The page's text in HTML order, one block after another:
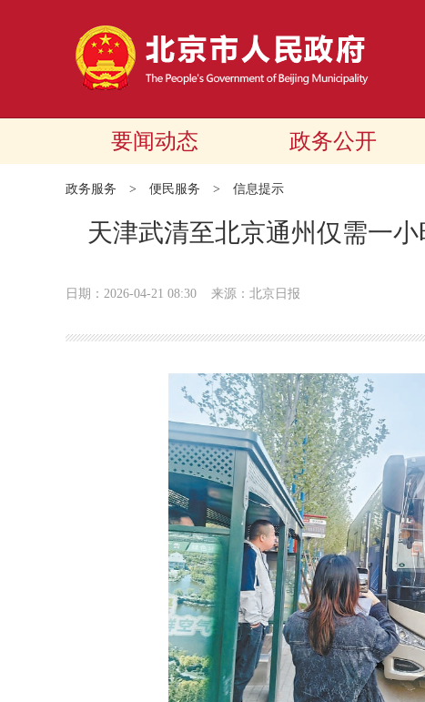
要闻动态 政务公开
政务服务 > 便民服务 > 信息提示
天津武清至北京通州仅需一
日期：2026-04-21 08:30 来源：北京日报